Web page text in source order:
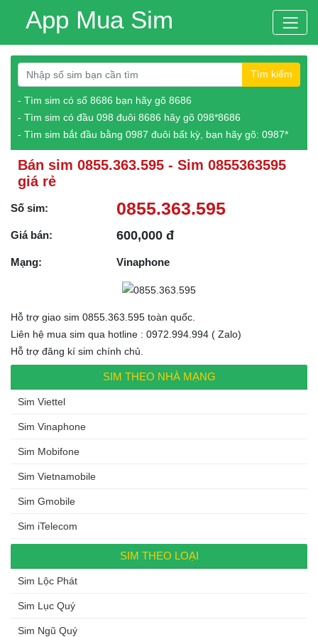
App Mua Sim
Tìm kiếm
- Tìm sim có số 8686 bạn hãy gõ 8686
- Tìm sim có đầu 098 đuôi 8686 hãy gõ 098*8686
- Tìm sim bắt đầu bằng 0987 đuôi bất kỳ, bạn hãy gõ: 0987*
Bán sim 0855.363.595 - Sim 0855363595
giá rẻ
Số sim: 0855.363.595
Giá bán: 600,000 đ
Mạng: Vinaphone
Hỗ trợ giao sim 0855.363.595 toàn quốc.
Liên hệ mua sim qua hotline : 0972.994.994 ( Zalo)
Hỗ trợ đăng kí sim chính chủ.
SIM THEO NHÀ MẠNG
Sim Viettel
Sim Vinaphone
Sim Mobifone
Sim Vietnamobile
Sim Gmobile
Sim iTelecom
SIM THEO LOẠI
Sim Lộc Phát
Sim Lục Quý
Sim Ngũ Quý